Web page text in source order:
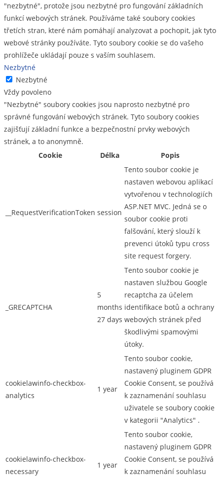
"nezbytné", protože jsou nezbytné pro fungování základních
funkcí webových stránek. Používáme také soubory cookies
třetích stran, které nám pomáhají analyzovat a pochopit, jak tyto
webové stránky používáte. Tyto soubory cookie se do vašeho
prohlížeče ukládají pouze s vaším souhlasem.
Nezbytné
Nezbytné
Vždy povoleno
"Nezbytné" soubory cookies jsou naprosto nezbytné pro
správné fungování webových stránek. Tyto soubory cookies
zajišťují základní funkce a bezpečnostní prvky webových
stránek, a to anonymně.
Cookie
Délka Popis
__RequestVerificationToken session
Tento soubor cookie je
nastaven webovou aplikací
vytvořenou v technologiích
ASP.NET MVC. Jedná se o
soubor cookie proti
falšování, který slouží k
prevenci útoků typu cross
site request forgery.
_GRECAPTCHA
5
months
27 days
Tento soubor cookie je
nastaven službou Google
recaptcha za účelem
identifikace botů a ochrany
webových stránek před
škodlivými spamovými
útoky.
cookielawinfo-checkbox-
analytics
1 year
Tento soubor cookie,
nastavený pluginem GDPR
Cookie Consent, se používá
k zaznamenání souhlasu
uživatele se soubory cookie
v kategorii "Analytics" .
cookielawinfo-checkbox-
necessary
1 year
Tento soubor cookie,
nastavený pluginem GDPR
Cookie Consent, se používá
k zaznamenání souhlasu